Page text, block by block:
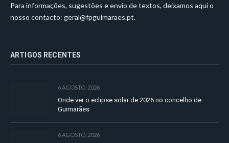
Para informações, sugestões e envio de textos, deixamos aqui o
nosso contacto: geral@fpguimaraes.pt.
ARTIGOS RECENTES
6 AGOSTO, 2026
Onde ver o eclipse solar de 2026 no concelho de
Guimarães
6 AGOSTO, 2026